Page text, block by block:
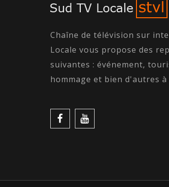
Chaîne de télévision sur
Locale vous propose des
suivantes : événement,
hommage et bien d'autres